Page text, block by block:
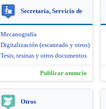
Secretaría, Servicio de
Mecanografía
Digitalización (escaneado y otros)
Tesis, tesinas y otros documentos
Publicar anuncio
Otros